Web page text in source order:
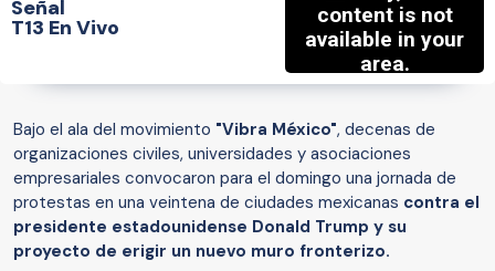
Señal
T13 En Vivo
Bajo el ala del movimiento "Vibra México", decenas de
organizaciones civiles, universidades y asociaciones
empresariales convocaron para el domingo una jornada de
protestas en una veintena de ciudades mexicanas contra el
presidente estadounidense Donald Trump y su
proyecto de erigir un nuevo muro fronterizo.